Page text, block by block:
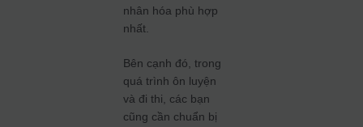
nhân hóa phù hợp
nhất.
Bên cạnh đó, trong
quá trình ôn luyện
và đi thi, các bạn
cũng cần chuẩn bị